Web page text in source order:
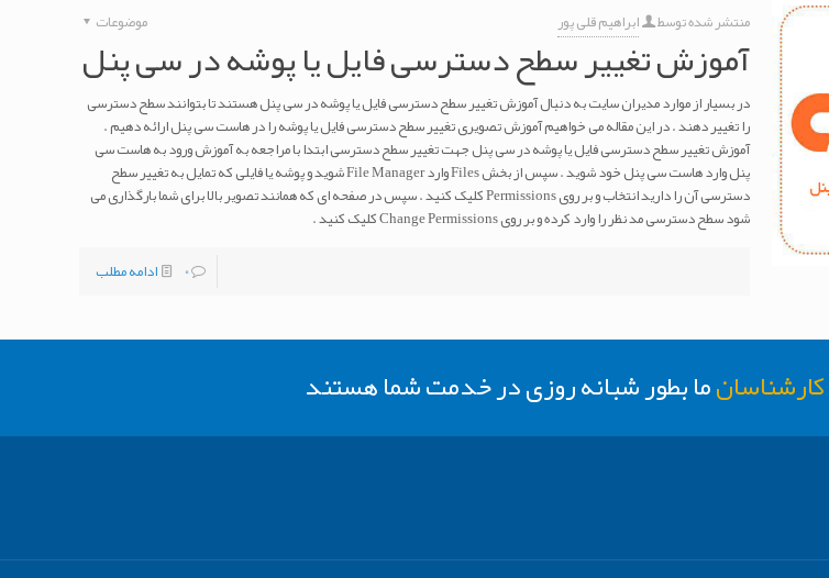
منتشر شده توسط ابراهیم قلی پور موضوعات
آموزش تغییر سطح دسترسی فایل یا پوشه در سی پنل
در بسیار از موارد مدیران سایت به دنبال آموزش تغییر سطح دسترسی فایل یا پوشه در سی پنل هستند تا بتوانند سطح دسترسی
را تغییر دهند . در این مقاله می خواهیم آموزش تصویری تغییر سطح دسترسی فایل یا پوشه را در هاست سی پنل ارائه دهیم .
آموزش تغییر سطح دسترسی فایل یا پوشه در سی پنل جهت تغییر سطح دسترسی ابتدا با مراجعه به آموزش ورود به هاست سی
پنل وارد هاست سی پنل خود شوید . سپس از بخش Files وارد File Manager شوید و پوشه یا فایلی که تمایل به تغییر سطح
دسترسی آن را دارید انتخاب و بر روی Permissions کلیک کنید . سپس در صفحه ای که همانند تصویر بالا برای شما بارگذاری می
شود سطح دسترسی مد نظر را وارد کرده و بر روی Change Permissions کلیک کنید .
0
ادامه مطلب
کارشناسانما بطور شبانه روزی در خدمت شما هستند